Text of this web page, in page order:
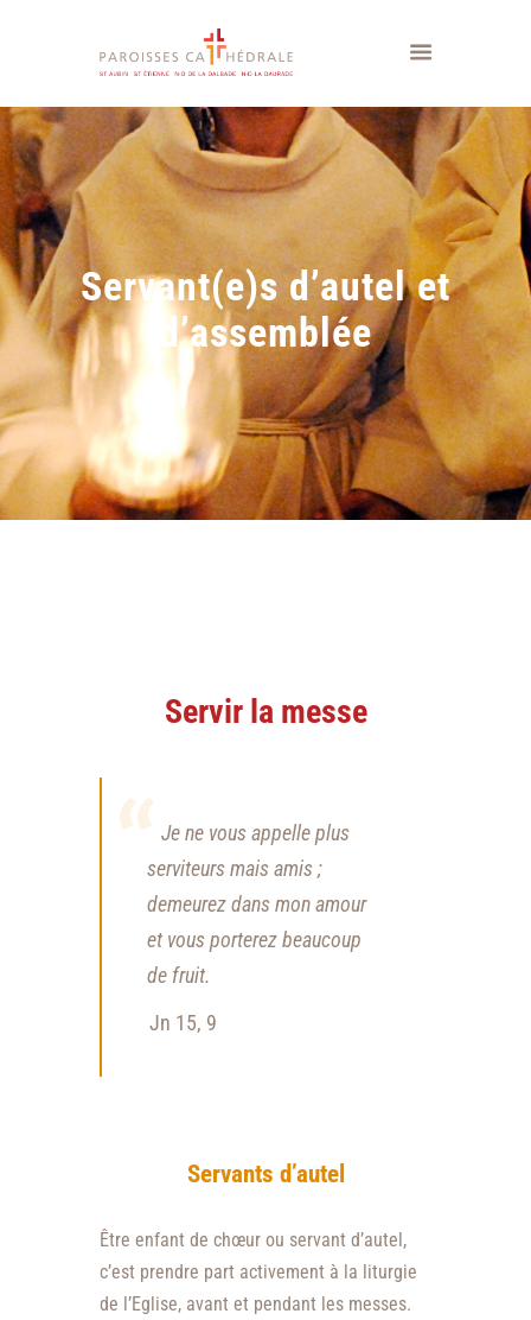
Servant(e)s d’autel et
d’assemblée
Servir la messe
Je ne vous appelle plus
serviteurs mais amis ;
demeurez dans mon amour
et vous porterez beaucoup
de fruit.
Jn 15, 9
Servants d’autel
Être enfant de chœur ou servant d’autel,
c’est prendre part activement à la liturgie
de l’Eglise, avant et pendant les messes.